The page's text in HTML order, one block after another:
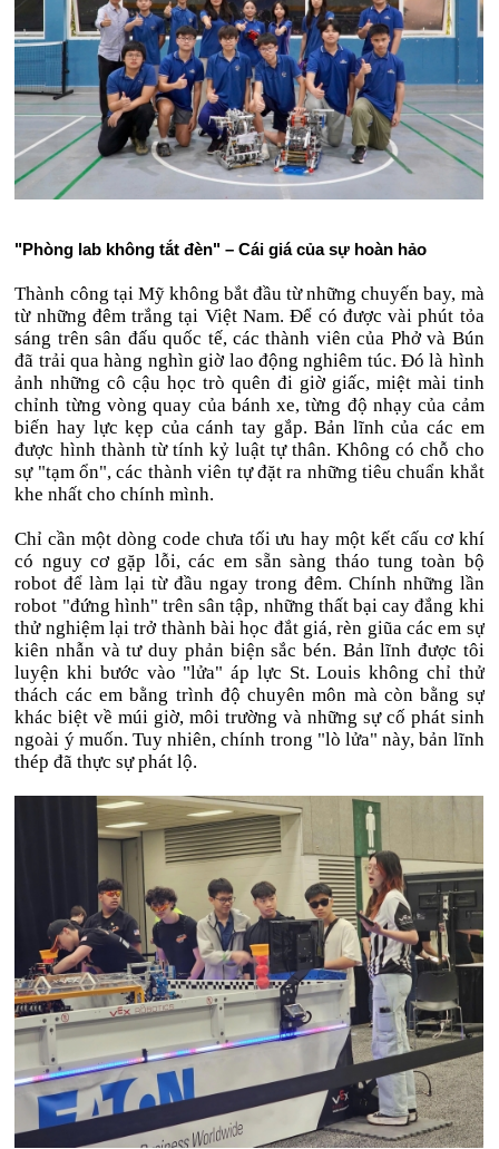
"Phòng lab không tắt đèn" – Cái giá của sự hoàn hảo
Thành công tại Mỹ không bắt đầu từ những chuyến bay, mà
từ những đêm trắng tại Việt Nam. Để có được vài phút tỏa
sáng trên sân đấu quốc tế, các thành viên của Phở và Bún
đã trải qua hàng nghìn giờ lao động nghiêm túc. Đó là hình
ảnh những cô cậu học trò quên đi giờ giấc, miệt mài tinh
chỉnh từng vòng quay của bánh xe, từng độ nhạy của cảm
biến hay lực kẹp của cánh tay gắp. Bản lĩnh của các em
được hình thành từ tính kỷ luật tự thân. Không có chỗ cho
sự "tạm ổn", các thành viên tự đặt ra những tiêu chuẩn khắt
khe nhất cho chính mình.
Chỉ cần một dòng code chưa tối ưu hay một kết cấu cơ khí
có nguy cơ gặp lỗi, các em sẵn sàng tháo tung toàn bộ
robot để làm lại từ đầu ngay trong đêm. Chính những lần
robot "đứng hình" trên sân tập, những thất bại cay đắng khi
thử nghiệm lại trở thành bài học đắt giá, rèn giũa các em sự
kiên nhẫn và tư duy phản biện sắc bén. Bản lĩnh được tôi
luyện khi bước vào "lửa" áp lực St. Louis không chỉ thử
thách các em bằng trình độ chuyên môn mà còn bằng sự
khác biệt về múi giờ, môi trường và những sự cố phát sinh
ngoài ý muốn. Tuy nhiên, chính trong "lò lửa" này, bản lĩnh
thép đã thực sự phát lộ.